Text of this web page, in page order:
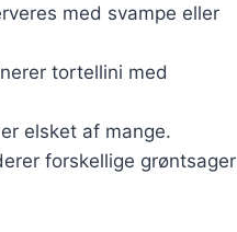
med svampe eller
tortellini med
elsket af mange.
forskellige grøntsager